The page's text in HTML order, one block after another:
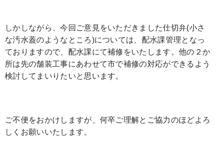
しかしながら、今回ご意見をいただきました仕切弁(小さ
な汚水蓋のようなところ)については、配水課管理となっ
ておりますので、配水課にて補修をいたします。他の２か
所は先の舗装工事にあわせて市で補修の対応ができるよう
検討してまいりたいと思います。
ご不便をおかけしますが、何卒ご理解とご協力のほどよろ
しくお願いいたします。